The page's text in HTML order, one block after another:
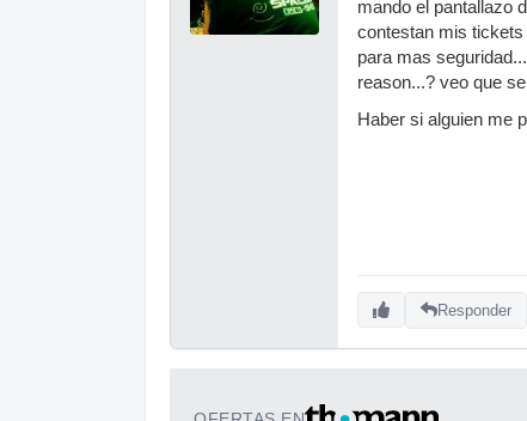
mando el pantallazo
contestan mis tickets
para mas
reason...? veo que
Haber si alguien me
Responder